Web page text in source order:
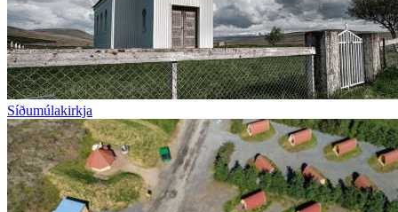
Síðumúlakirkja